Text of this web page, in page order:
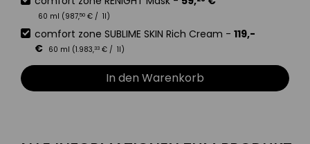
60 ml (987,50 € / 1l)
comfort zone SUBLIME SKIN Rich Cream - 119,-
€ 60 ml (1.983,33 € / 1l)
In den Warenkorb